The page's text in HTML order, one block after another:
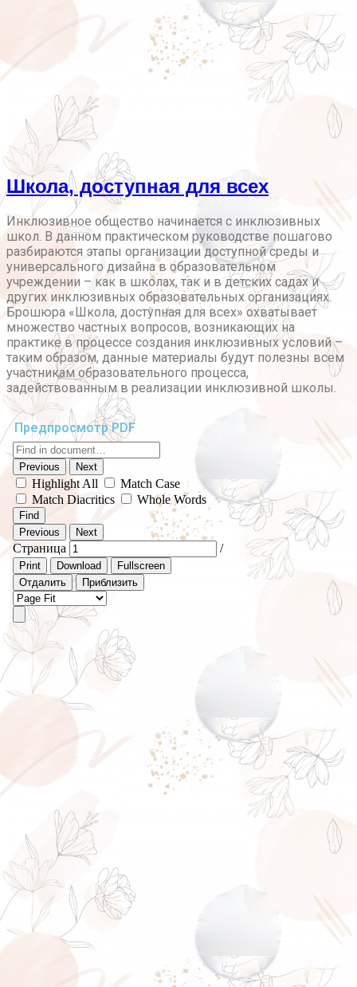
Школа, доступная для всех
Инклюзивное общество начинается с инклюзивных
школ. В данном практическом руководстве пошагово
разбираются этапы организации доступной среды и
универсального дизайна в образовательном
учреждении – как в школах, так и в детских садах и
других инклюзивных образовательных организациях.
Брошюра «Школа, доступная для всех» охватывает
множество частных вопросов, возникающих на
практике в процессе создания инклюзивных условий –
таким образом, данные материалы будут полезны всем
участникам образовательного процесса,
задействованным в реализации инклюзивной школы.
Предпросмотр PDF